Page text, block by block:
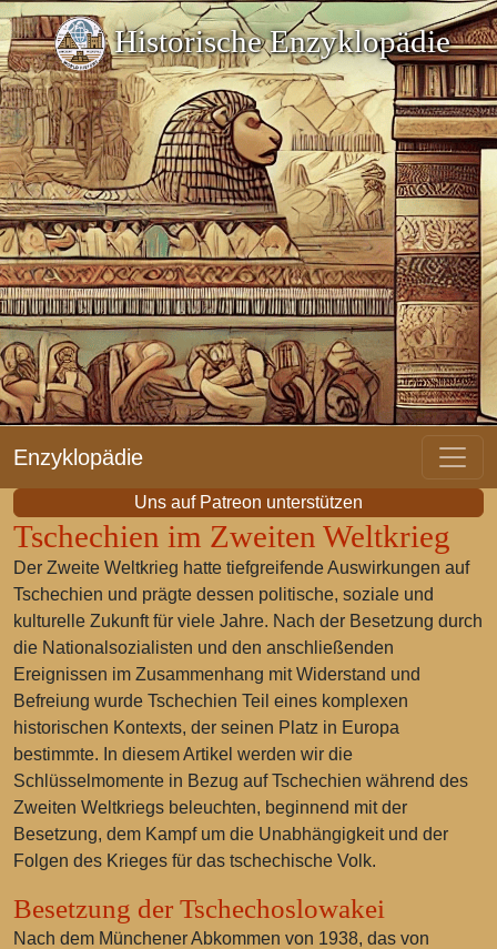
Historische Enzyklopädie
Enzyklopädie
Uns auf Patreon unterstützen
Tschechien im Zweiten Weltkrieg
Der Zweite Weltkrieg hatte tiefgreifende Auswirkungen auf
Tschechien und prägte dessen politische, soziale und
kulturelle Zukunft für viele Jahre. Nach der Besetzung durch
die Nationalsozialisten und den anschließenden
Ereignissen im Zusammenhang mit Widerstand und
Befreiung wurde Tschechien Teil eines komplexen
historischen Kontexts, der seinen Platz in Europa
bestimmte. In diesem Artikel werden wir die
Schlüsselmomente in Bezug auf Tschechien während des
Zweiten Weltkriegs beleuchten, beginnend mit der
Besetzung, dem Kampf um die Unabhängigkeit und der
Folgen des Krieges für das tschechische Volk.
Besetzung der Tschechoslowakei
Nach dem Münchener Abkommen von 1938, das von